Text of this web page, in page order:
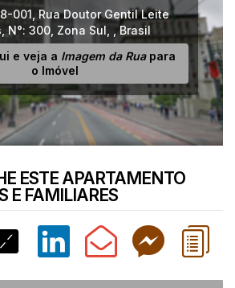
001 Rua Doutor Gentil Leite
N°: 300 Zona Sul ,Brasil
e veja a Imagem da Ruapara
o Imóvel
ESTE APARTAMENTO
E FAMILIARES